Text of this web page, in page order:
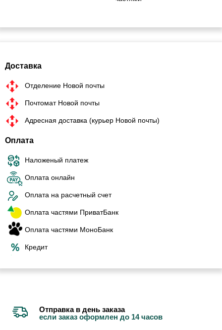
Доставка
Отделение Новой почты
Почтомат Новой почты
Адресная доставка (курьер Новой почты)
Оплата
Наложеный платеж
Оплата онлайн
Оплата на расчетный счет
Оплата частями ПриватБанк
Оплата частями МоноБанк
Кредит
Отправка в день заказа
если заказ оформлен до 14 часов